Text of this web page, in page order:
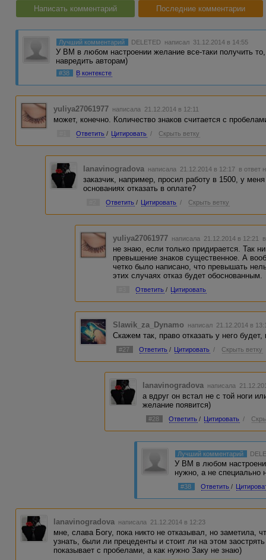
Написать комментарий Последние комментарии
Лучший комментарий DELETED написал 31.12.2014 в 14:55
У ВМ в любом настроении желание все-таки получить
навредить авторам)
#38 В контексте
yuliya27061977 написала 21.12.2014 в 12:11
может, конечно. Количество знаков считается с
Ответить / Цитировать / Скрыть ветку
lanavinogradova написала 21.12.2014 в 12:17 в ответ
заказчик, например, просил работу в 1500, у
основаниях отказать в оплате?
Ответить / Цитировать / Скрыть ветку
yuliya27061977 написала 21.12.2014 в 12:21
не знаю, если только придирается. Так
превышение знаков существенное. А
четко было написано, что превышать
этих случаях отказ будет обоснованным.
Ответить / Цитировать
Slawik_za_Dynamo написал 21.12.2014 в
Скажем так, право отказать у него
#27 Ответить / Цитировать / Скрыть ветку
lanavinogradova написала
а вдруг он встал не с той ноги
желание появится)
#28 Ответить / Цитировать /
Лучший комментарий
У ВМ в любом
нужно, а не специально
#38 Ответить /
lanavinogradova написала 21.12.2014 в 12:23
мне, слава Богу, пока никто не отказывал, но заметила,
узнать, были ли прецеденты и стоит ли на этом
показывает с пробелами, а как нужно Заку не знаю)